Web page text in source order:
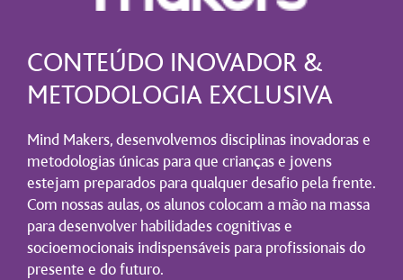
CONTEÚDO INOVADOR &
METODOLOGIA EXCLUSIVA
Mind Makers, desenvolvemos disciplinas inovadoras e
metodologias únicas para que crianças e jovens
estejam preparados para qualquer desafio pela frente.
Com nossas aulas, os alunos colocam a mão na massa
para desenvolver habilidades cognitivas e
socioemocionais indispensáveis para profissionais do
presente e do futuro.